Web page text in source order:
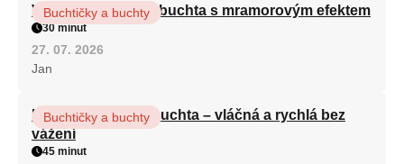
Vláčná olejová litá buchta s mramorovým efektem
Buchtičky a buchty
30 minut
27. 07. 2026
Jan
Hrnková maková buchta – vláčná a rychlá bez
vážení
Buchtičky a buchty
45 minut